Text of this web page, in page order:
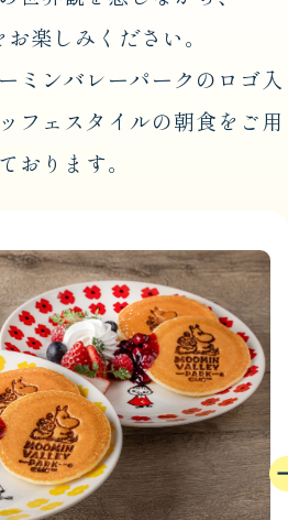
楽しみください。
ミンバレーパークのロゴ入
フェスタイルの朝食をご用
おります。